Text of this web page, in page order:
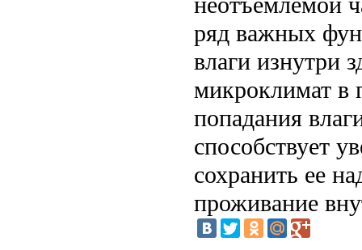
ряд важных
влаги изнутри
микроклимат в
попадания
способствует
сохранить ее
проживание